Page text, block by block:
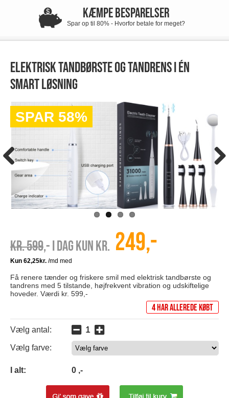
KÆMPE BESPARELSER
Spar op til 80% - Hvorfor betale for meget?
Elektrisk tandbørste og tandrens i én
smart løsning
SPAR 58%
Kr. 599,- I dag kun kr. 249,-
Få renere tænder og friskere smil med elektrisk tandbørste og
tandrens med 5 tilstande, højfrekvent vibration og udskiftelige
hoveder. Værdi kr. 599,-
4 har allerede købt
Vælg antal:
Vælg farve:
I alt: 0 ,-